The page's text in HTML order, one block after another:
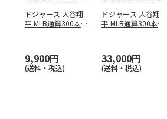
ドジャース 大谷翔
平 MLB通算300本塁
9,900円
(送料・税込)
ドジャース 大谷翔
平 MLB通算300本塁
33,000円
(送料・税込)